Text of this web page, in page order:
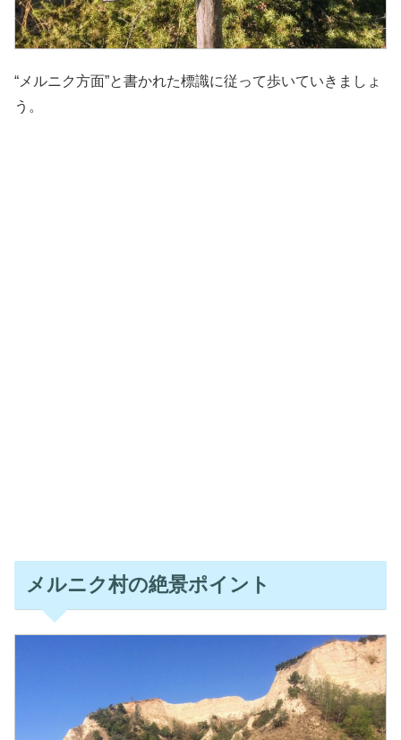
“メルニク方面”と書かれた標識に従って歩いていきましょ
う。
メルニク村の絶景ポイント